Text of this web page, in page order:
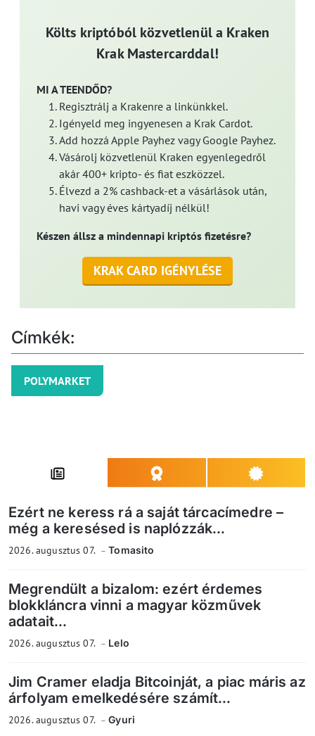
Költs kriptóból közvetlenül a Kraken
Krak Mastercarddal!
MI A TEENDŐD?
Regisztrálj a Krakenre a linkünkkel.
Igényeld meg ingyenesen a Krak Cardot.
Add hozzá Apple Payhez vagy Google Payhez.
Vásárolj közvetlenül Kraken egyenlegedről
akár 400+ kripto- és fiat eszközzel.
Élvezd a 2% cashback-et a vásárlások után,
havi vagy éves kártyadíj nélkül!
Készen állsz a mindennapi kriptós fizetésre?
KRAK CARD IGÉNYLÉSE
Címkék:
POLYMARKET
Ezért ne keress rá a saját tárcacímedre –
még a keresésed is naplózzák...
2026. augusztus 07. Tomasito
Megrendült a bizalom: ezért érdemes
blokkláncra vinni a magyar közművek
adatait...
2026. augusztus 07. Lelo
Jim Cramer eladja Bitcoinját, a piac máris az
árfolyam emelkedésére számít...
2026. augusztus 07. Gyuri